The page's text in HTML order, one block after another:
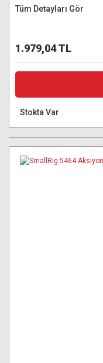
Tüm Detayları Gör
1.979,04 TL
Stokta Var